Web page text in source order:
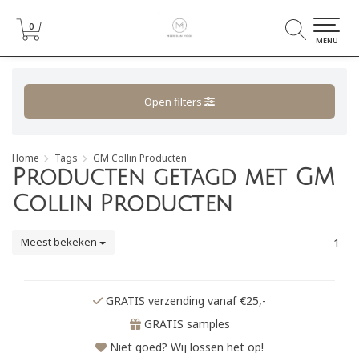
0
0
MENU
Open filters
Home Tags GM Collin Producten
Producten getagd met GM
Collin Producten
Meest bekeken 1
GRATIS verzending vanaf €25,-
GRATIS samples
Niet goed? Wij lossen het op!